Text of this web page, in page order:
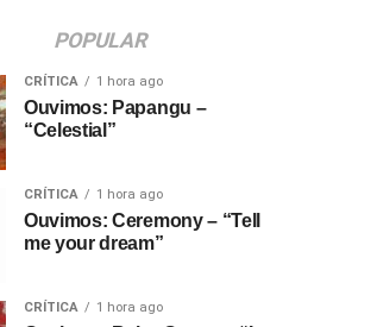
POPULAR
CRÍTICA 1 hora ago
Ouvimos: Papangu –
“Celestial”
CRÍTICA 1 hora ago
Ouvimos: Ceremony – “Tell
me your dream”
CRÍTICA 1 hora ago